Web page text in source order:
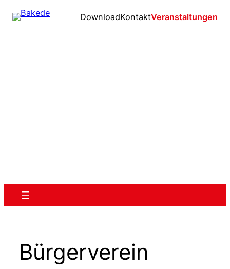
DownloadKontaktVeranstaltungen
Bürgerverein